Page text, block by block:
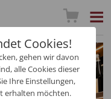
Cookies!
gehen wir davon
alle Cookies dieser
Ihre Einstellungen,
erhalten möchten.